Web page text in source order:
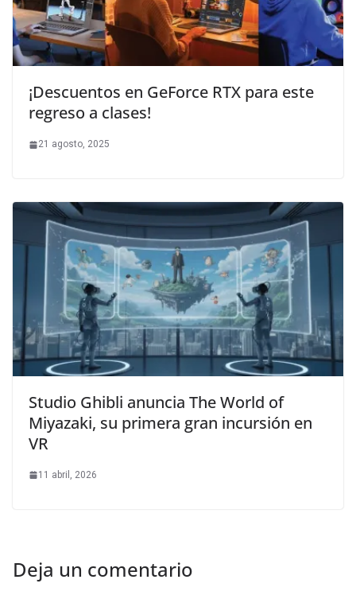
¡Descuentos en GeForce RTX para este
regreso a clases!
21 agosto, 2025
Studio Ghibli anuncia The World of
Miyazaki, su primera gran incursión en
VR
11 abril, 2026
Deja un comentario